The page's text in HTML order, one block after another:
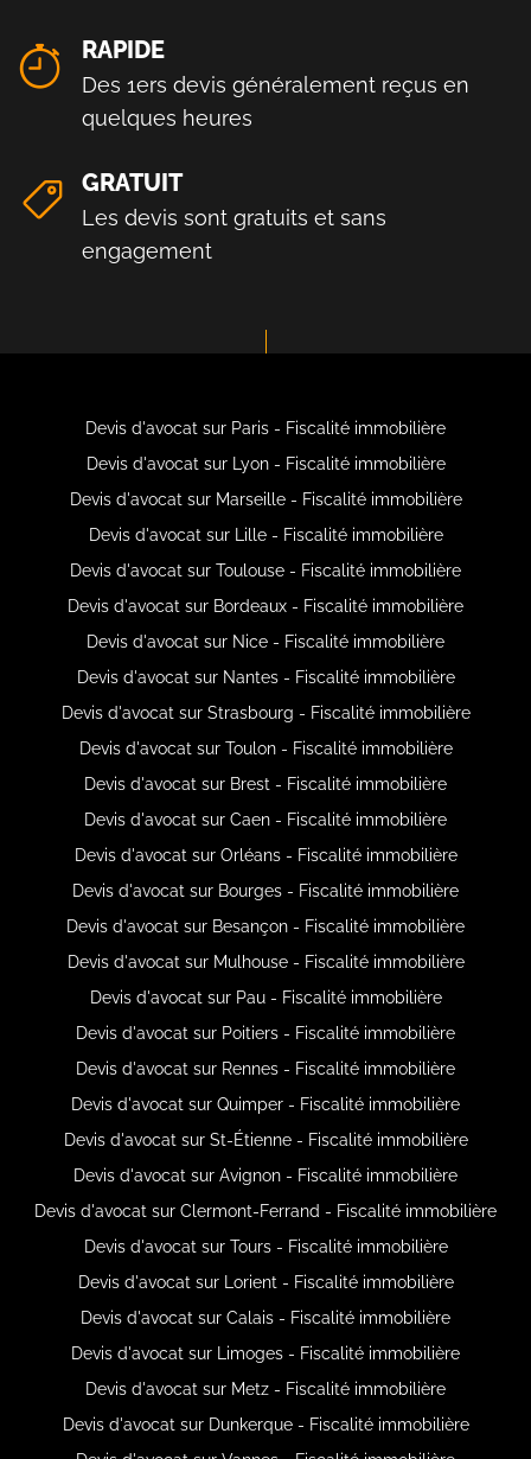
RAPIDE
Des 1ers devis généralement reçus en
quelques heures
GRATUIT
Les devis sont gratuits et sans
engagement
Devis d'avocat sur Paris - Fiscalité immobilière
Devis d'avocat sur Lyon - Fiscalité immobilière
Devis d'avocat sur Marseille - Fiscalité immobilière
Devis d'avocat sur Lille - Fiscalité immobilière
Devis d'avocat sur Toulouse - Fiscalité immobilière
Devis d'avocat sur Bordeaux - Fiscalité immobilière
Devis d'avocat sur Nice - Fiscalité immobilière
Devis d'avocat sur Nantes - Fiscalité immobilière
Devis d'avocat sur Strasbourg - Fiscalité immobilière
Devis d'avocat sur Toulon - Fiscalité immobilière
Devis d'avocat sur Brest - Fiscalité immobilière
Devis d'avocat sur Caen - Fiscalité immobilière
Devis d'avocat sur Orléans - Fiscalité immobilière
Devis d'avocat sur Bourges - Fiscalité immobilière
Devis d'avocat sur Besançon - Fiscalité immobilière
Devis d'avocat sur Mulhouse - Fiscalité immobilière
Devis d'avocat sur Pau - Fiscalité immobilière
Devis d'avocat sur Poitiers - Fiscalité immobilière
Devis d'avocat sur Rennes - Fiscalité immobilière
Devis d'avocat sur Quimper - Fiscalité immobilière
Devis d'avocat sur St-Étienne - Fiscalité immobilière
Devis d'avocat sur Avignon - Fiscalité immobilière
Devis d'avocat sur Clermont-Ferrand - Fiscalité immobilière
Devis d'avocat sur Tours - Fiscalité immobilière
Devis d'avocat sur Lorient - Fiscalité immobilière
Devis d'avocat sur Calais - Fiscalité immobilière
Devis d'avocat sur Limoges - Fiscalité immobilière
Devis d'avocat sur Metz - Fiscalité immobilière
Devis d'avocat sur Dunkerque - Fiscalité immobilière